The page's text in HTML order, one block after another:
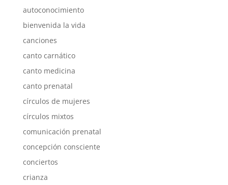
autoconocimiento
bienvenida la vida
canciones
canto carnático
canto medicina
canto prenatal
círculos de mujeres
círculos mixtos
comunicación prenatal
concepción consciente
conciertos
crianza